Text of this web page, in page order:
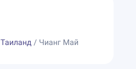
Таиланд/ Чианг Май